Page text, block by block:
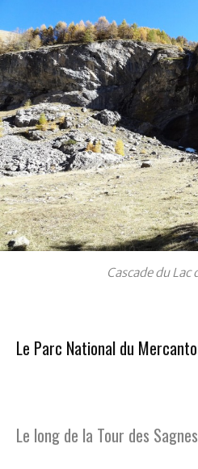
Cascade du Lac
Le Parc National du
Le long de la Tour des Sagnes